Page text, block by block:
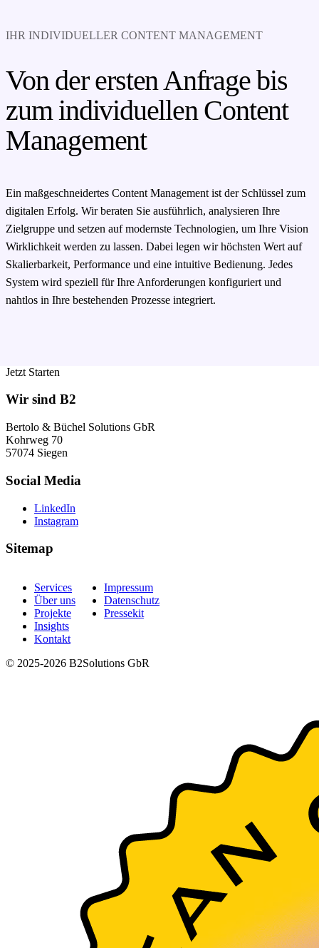
IHR INDIVIDUELLER CONTENT MANAGEMENT
Von der ersten Anfrage bis
zum individuellen Content
Management
Ein maßgeschneidertes Content Management ist der Schlüssel zum
digitalen Erfolg. Wir beraten Sie ausführlich, analysieren Ihre
Zielgruppe und setzen auf modernste Technologien, um Ihre Vision
Wirklichkeit werden zu lassen. Dabei legen wir höchsten Wert auf
Skalierbarkeit, Performance und eine intuitive Bedienung. Jedes
System wird speziell für Ihre Anforderungen konfiguriert und
nahtlos in Ihre bestehenden Prozesse integriert.
Jetzt Starten
Wir sind B2
Bertolo & Büchel Solutions GbR
Kohrweg 70
57074 Siegen
Social Media
LinkedIn
Instagram
Sitemap
Services
Über uns
Projekte
Insights
Kontakt
Impressum
Datenschutz
Pressekit
© 2025-2026 B2Solutions GbR